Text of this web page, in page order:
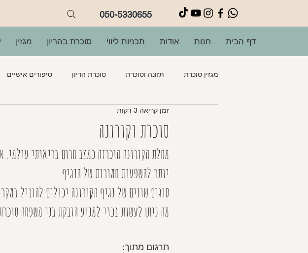
050-5330655
דף הבית חנות אודות תכניות ליווי סוכרת בהריון מגזין
מגזין סוכרת תזונה וסוכרת סוכרת הריון סיפורים אישיים
מרקים
סוכרת וקורונה
זמן קריאה 3 דקות
מחלת הקורונה הוכרזה כמצב חרום בריאותי
יותר להשפעות חמורות של הנגיף.
סוגים שונים של נגיף הקורונה יכולים להוביל
מה ניתן לעשות בכדי למנוע הדבקת בני משפחה
תרגום מתוך: